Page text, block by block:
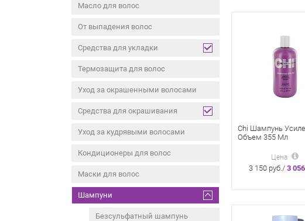
Масло для волос
От выпадения волос
Средства для укладки
Термозащита для волос
Уход за окрашенными волосами
Средства для окрашивания
Уход за кудрявыми волосами
Кондиционеры для волос
Маски для волос
Шампуни
Безсульфатный шампунь
Chi Шампунь
Объем 355 Мл
Цена
3 150 руб./ 3